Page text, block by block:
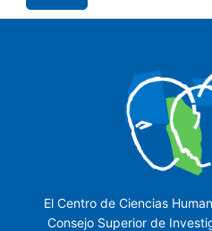
El Centro de Ciencias
Consejo Superior de